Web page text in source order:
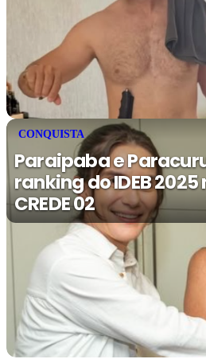
CONQUISTA
Paraipaba e
ranking do IDEB
CREDE 02